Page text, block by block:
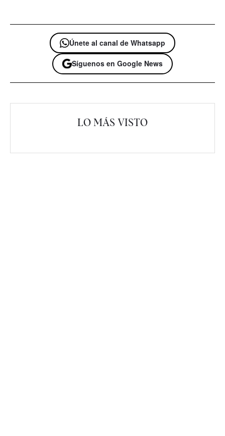
Únete al canal de Whatsapp
Síguenos en Google News
LO MÁS VISTO